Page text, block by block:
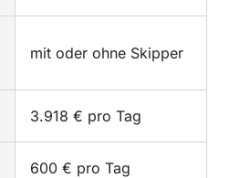
mit oder ohne Skipper
3.918 € pro Tag
600 € pro Tag